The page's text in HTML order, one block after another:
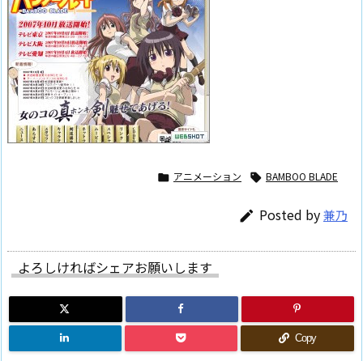
 アニメーション  BAMBOO BLADE
 Posted by兼乃
よろしければシェアお願いします
Copy